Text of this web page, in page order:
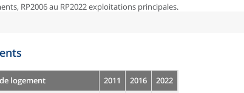
RP2006 au RP2022 exploitations principales.
logement 2011 2016
2022